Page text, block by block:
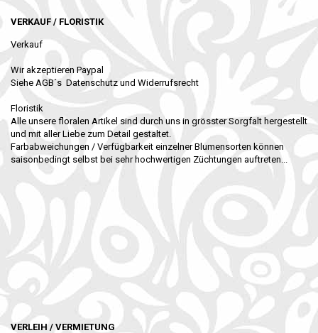
VERKAUF / FLORISTIK
Verkauf
Wir akzeptieren Paypal
Siehe AGB´s Datenschutz und Widerrufsrecht
Floristik
Alle unsere floralen Artikel sind durch uns in grösster Sorgfalt hergestellt
und mit aller Liebe zum Detail gestaltet.
Farbabweichungen / Verfügbarkeit einzelner Blumensorten können
saisonbedingt selbst bei sehr hochwertigen Züchtungen auftreten...
VERLEIH / VERMIETUNG